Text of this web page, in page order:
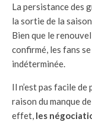
La persistance des
la sortie de la
Bien que le
confirmé, les fans
indéterminée.
Il n’est pas facile
raison du manque
effet, les